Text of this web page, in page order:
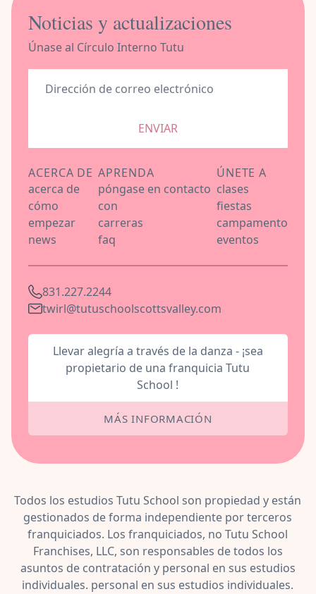
Noticias y actualizaciones
Únase al Círculo Interno Tutu
ENVIAR
ACERCA DE
acerca de
cómo
empezar
news
APRENDA
póngase en contacto
con
carreras
faq
ÚNETE A
clases
fiestas
campamento
eventos
831.227.2244
twirl@tutuschoolscottsvalley.com
Llevar alegría a través de la danza - ¡sea
propietario de una franquicia Tutu
School !
MÁS INFORMACIÓN
Todos los estudios Tutu School son propiedad y están
gestionados de forma independiente por terceros
franquiciados. Los franquiciados, no Tutu School
Franchises, LLC, son responsables de todos los
asuntos de contratación y personal en sus estudios
individuales. personal en sus estudios individuales.